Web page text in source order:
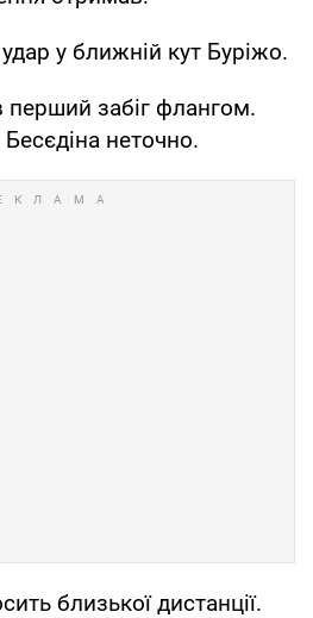
у ближній кут Буріжо.
перший забіг флангом.
неточно.
близької дистанції.